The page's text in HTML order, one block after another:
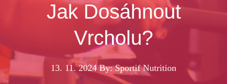
Jak Dosáhnout
Vrcholu?
13. 11. 2024 By: Sportif Nutrition